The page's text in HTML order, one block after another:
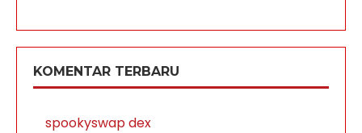
KOMENTAR TERBARU
spookyswap dex